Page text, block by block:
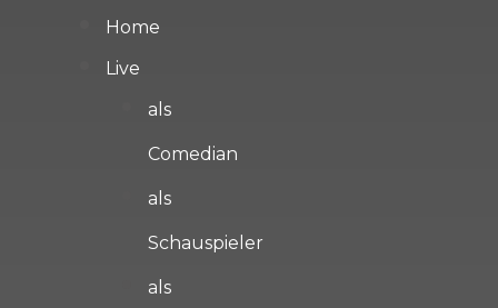
Home
Live
als
Comedian
als
Schauspieler
als